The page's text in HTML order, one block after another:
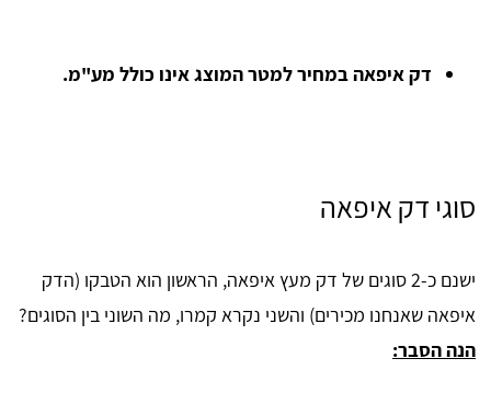
דק איפאה במחיר למטר המוצג אינו כולל מע"מ.
סוגי דק איפאה
ישנם כ-2 סוגים של דק מעץ איפאה, הראשון הוא הטבקו (הדק
איפאה שאנחנו מכירים) והשני נקרא קמרו, מה השוני בין הסוגים?
הנה הסבר: